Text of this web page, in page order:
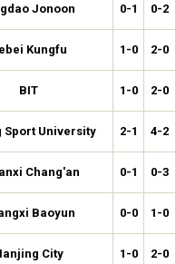
Jonoon 0-1 0-2
Kungfu 1-0 2-0
BIT 1-0 2-0
Sport University 2-1 4-2
Chang'an 0-1 0-3
Baoyun 0-0 1-0
City 1-0 2-0